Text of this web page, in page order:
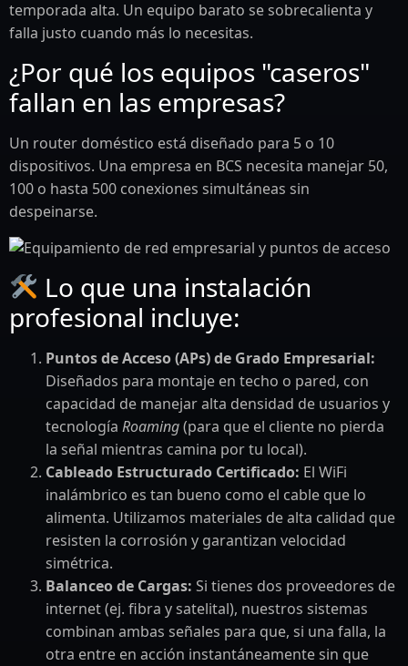
temporada alta. Un equipo barato se sobrecalienta y
falla justo cuando más lo necesitas.
¿Por qué los equipos "caseros"
fallan en las empresas?
Un router doméstico está diseñado para 5 o 10
dispositivos. Una empresa en BCS necesita manejar 50,
100 o hasta 500 conexiones simultáneas sin
despeinarse.
Lo que una instalación
profesional incluye:
Puntos de Acceso (APs) de Grado Empresarial:
Diseñados para montaje en techo o pared, con
capacidad de manejar alta densidad de usuarios y
tecnología Roaming(para que el cliente no pierda
la señal mientras camina por tu local).
Cableado Estructurado Certificado: El WiFi
inalámbrico es tan bueno como el cable que lo
alimenta. Utilizamos materiales de alta calidad que
resisten la corrosión y garantizan velocidad
simétrica.
Balanceo de Cargas: Si tienes dos proveedores de
internet (ej. fibra y satelital), nuestros sistemas
combinan ambas señales para que, si una falla, la
otra entre en acción instantáneamente sin que